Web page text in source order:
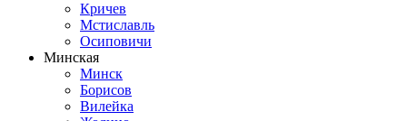
Кричев
Мстиславль
Осиповичи
Минская
Минск
Борисов
Вилейка